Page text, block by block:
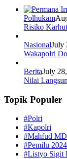
Polhukam
Risiko
NasionalJuly
Wakapolri
BeritaJuly
Nilai
Topik Populer
#Polri
#Kapolri
#Mahfud MD
#Pemilu 2024
#Listyo Sigit